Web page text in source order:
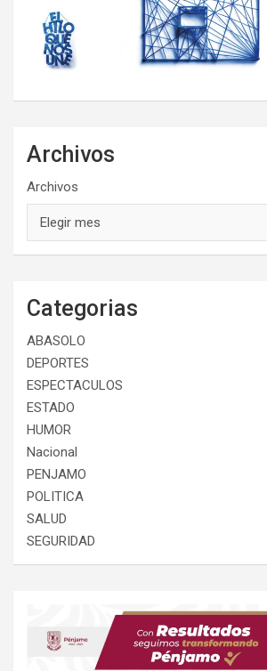
Archivos
Archivos
Categorias
ABASOLO
DEPORTES
ESPECTACULOS
ESTADO
HUMOR
Nacional
PENJAMO
POLITICA
SALUD
SEGURIDAD